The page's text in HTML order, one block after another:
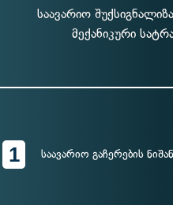
საავარიო
მექანიკური
1 საავარიო გაჩერების